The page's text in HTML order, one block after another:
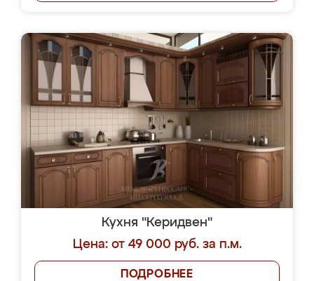
Кухня "Керидвен"
Цена: от 49 000 руб. за п.м.
ПОДРОБНЕЕ